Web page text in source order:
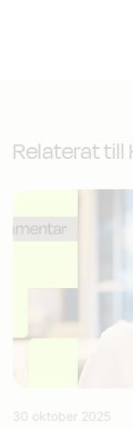
Relaterat till
30 oktober 2025